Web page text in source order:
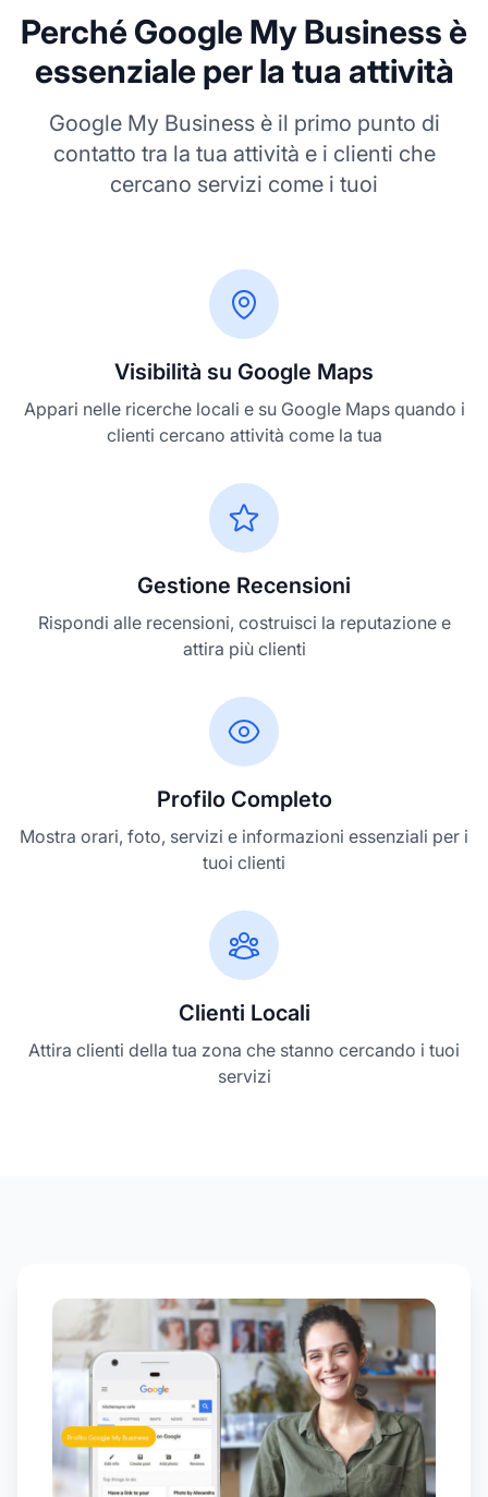
Perché Google My Business è
essenziale per la tua attività
Google My Business è il primo punto di
contatto tra la tua attività e i clienti che
cercano servizi come i tuoi
Visibilità su Google Maps
Appari nelle ricerche locali e su Google Maps quando i
clienti cercano attività come la tua
Gestione Recensioni
Rispondi alle recensioni, costruisci la reputazione e
attira più clienti
Profilo Completo
Mostra orari, foto, servizi e informazioni essenziali per i
tuoi clienti
Clienti Locali
Attira clienti della tua zona che stanno cercando i tuoi
servizi